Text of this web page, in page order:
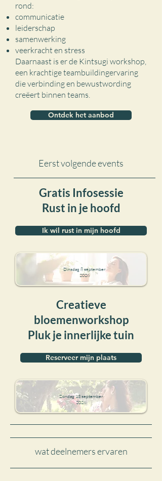
rond:
communicatie
leiderschap
samenwerking
veerkracht en stress
Daarnaast is er de Kintsugi workshop,
een krachtige teambuildingervaring
die verbinding en bewustwording
creëert binnen teams.
Ontdek het aanbod
Eerst volgende events
Gratis Infosessie
Rust in je hoofd
Ik wil rust in mijn hoofd
Dinsdag 8 september
2026
Creatieve
bloemenworkshop
Pluk je innerlijke tuin
Reserveer mijn plaats
Zondag 13 september
2026
wat deelnemers ervaren